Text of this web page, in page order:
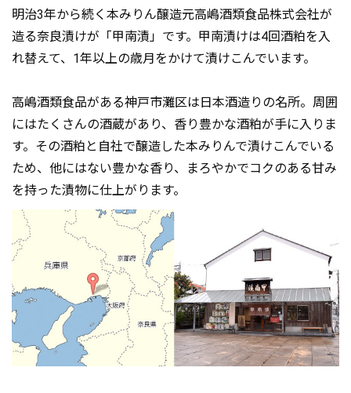
明治3年から続く本みりん醸造元高嶋酒類食品株式会社が
造る奈良漬けが「甲南漬」です。甲南漬けは4回酒粕を入
れ替えて、1年以上の歳月をかけて漬けこんでいます。
高嶋酒類食品がある神戸市灘区は日本酒造りの名所。周囲
にはたくさんの酒蔵があり、香り豊かな酒粕が手に入りま
す。その酒粕と自社で醸造した本みりんで漬けこんでいる
ため、他にはない豊かな香り、まろやかでコクのある甘み
を持った漬物に仕上がります。